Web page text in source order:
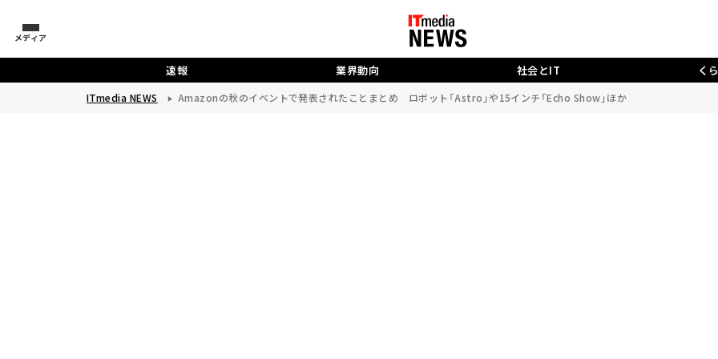
メディア
速報 業界動向 社会とIT く
ITmedia NEWS Amazonの秋のイベントで発表されたことまとめ ロボット「Astro」や15インチ「Echo Show」ほか